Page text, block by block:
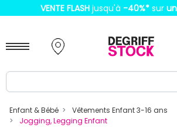
VENTE FLASH jusqu'à -40%* sur
Enfant & Bébé
Vêtements Enfant 3-16 ans
Jogging, Legging Enfant